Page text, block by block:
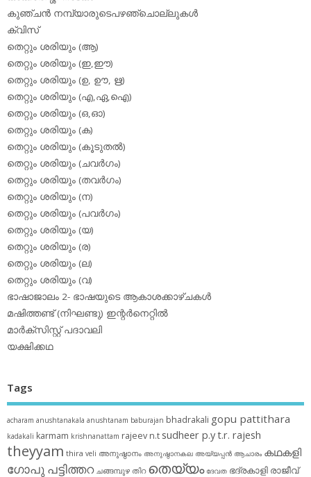
കുഞ്ചന്‍ നമ്പ്യാരുടെപഴഞ്ചൊല്ലുകള്‍
ക്വിസ്
തെറ്റും ശരിയും (ആ)
തെറ്റും ശരിയും (ഇ,ഈ)
തെറ്റും ശരിയും (ഉ, ഊ, ഋ)
തെറ്റും ശരിയും (എ,ഏ,ഐ)
തെറ്റും ശരിയും (ഒ,ഓ)
തെറ്റും ശരിയും (ക)
തെറ്റും ശരിയും (കൂടുതല്‍)
തെറ്റും ശരിയും (ചവര്‍ഗം)
തെറ്റും ശരിയും (തവര്‍ഗം)
തെറ്റും ശരിയും (ന)
തെറ്റും ശരിയും (പവര്‍ഗം)
തെറ്റും ശരിയും (യ)
തെറ്റും ശരിയും (ര)
തെറ്റും ശരിയും (ല)
തെറ്റും ശരിയും (വ)
ഭാഷാജാലം 2- ഭാഷയുടെ ആകാശക്കാഴ്ചകള്‍
മഷിത്തണ്ട് (നിഘണ്ടു) ഇന്റര്‍നെറ്റില്‍
മാര്‍ക്‌സിസ്റ്റ് പദാവലി
യക്ഷിക്കഥ
Tags
acharam anushtanakala anushtanam baburajan bhadrakali gopu pattithara
kadakali karmam krishnanattam rajeev n.t sudheer p.yt.r. rajesh
theyyam thira veli അനുഷ്ഠാനം അനുഷ്ഠാനകല അയ്യപ്പന്‍ ആചാരം കഥകളി
ഗോപു പട്ടിത്തറ ചങ്ങമ്പുഴ തിറ തെയ്യം ദേവത ഭദ്രകാളി രാജീവ്